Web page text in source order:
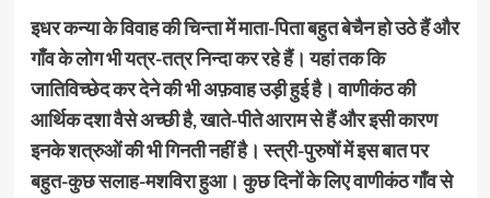
इधर कन्या के विवाह की चिन्ता में माता-पिता बहुत बेचैन हो उठे हैं और
गाँव के लोग भी यत्र-तत्र निन्दा कर रहे हैं। यहां तक कि
जातिविच्छेद कर देने की भी अफ़वाह उड़ी हुई है। वाणीकंठ की
आर्थिक दशा वैसे अच्छी है, खाते-पीते आराम से हैं और इसी कारण
इनके शत्रुओं की भी गिनती नहीं है। स्त्री-पुरुषों में इस बात पर
बहुत-कुछ सलाह-मशविरा हुआ। कुछ दिनों के लिए वाणीकंठ गाँव से